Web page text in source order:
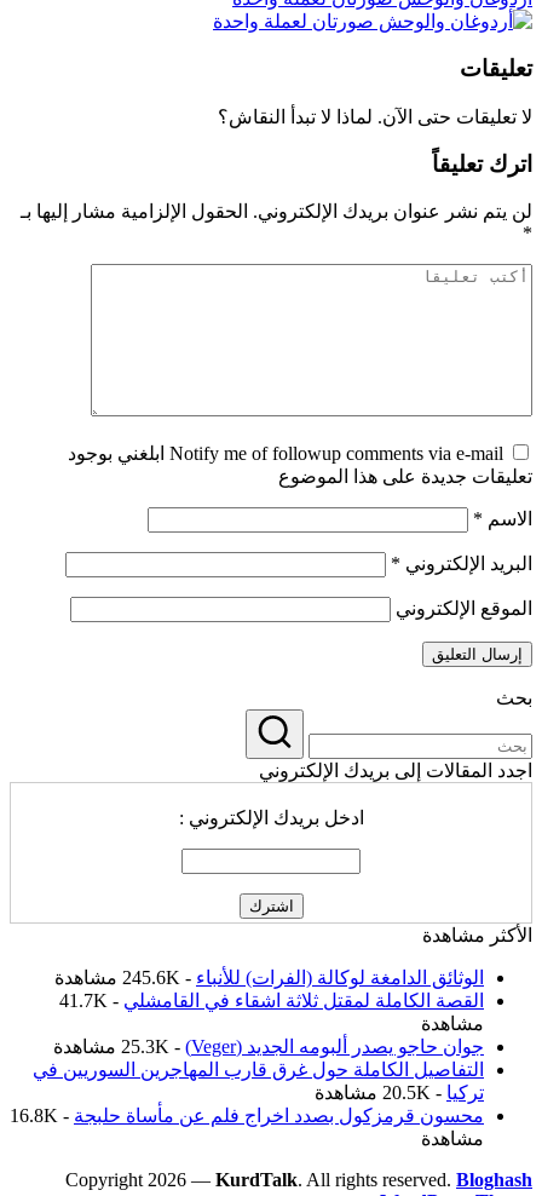
تعليقات
لا تعليقات حتى الآن. لماذا لا تبدأ النقاش؟
اترك تعليقاً
لن يتم نشر عنوان بريدك الإلكتروني. الحقول الإلزامية مشار إليها بـ
*
Notify me of followup comments via e-mail ابلغني بوجود
تعليقات جديدة على هذا الموضوع
الاسم *
البريد الإلكتروني *
الموقع الإلكتروني
بحث
اجدد المقالات إلى بريدك الإلكتروني
ادخل بريدك الإلكتروني :
الأكثر مشاهدة
الوثائق الدامغة لوكالة (الفرات) للأنباء - 245.6K مشاهدة
القصة الكاملة لمقتل ثلاثة اشقاء في القامشلي
- 41.7K
مشاهدة
جوان حاجو يصدر ألبومه الجديد (Veger)
- 25.3K مشاهدة
التفاصيل الكاملة حول غرق قارب المهاجرين السوريين في
تركيا - 20.5K مشاهدة
محسون قرمزكول بصدد اخراج فلم عن مأساة حلبجة
- 16.8K
مشاهدة
Copyright 2026 — KurdTalk. All rights reserved. Bloghash